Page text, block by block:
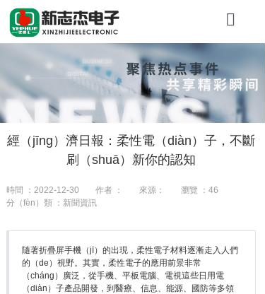
關於
產品
工程
經（jīng）濟日報：柔性電（diàn）子，不斷
刷（shuā）新你的認知
時間 ：2022-12-30 作者 ： 來源： 瀏覽 ：46
分（fèn）類 ：新聞資訊
隨著折疊屏手機（jī）的出現，柔性電子材料逐漸走入人們
的（de）視野。其實，柔性電子的應用前景非常
（cháng）廣泛，從手機、平板電腦、電視這些日用電
（diàn）子產品開發，到醫療、信息、能源、國防等多領